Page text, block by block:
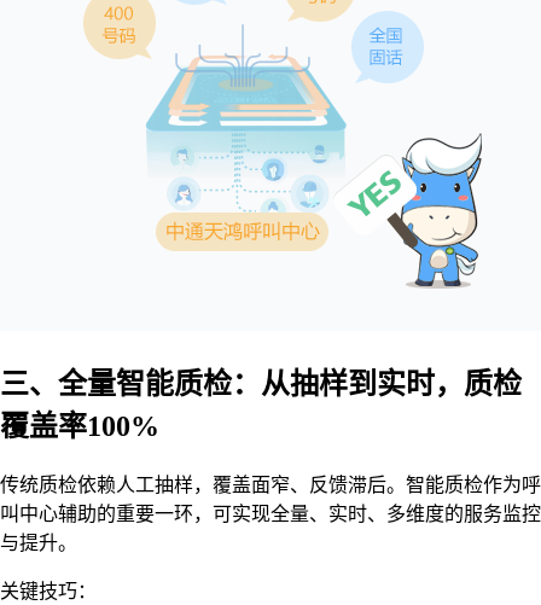
三、全量智能质检：从抽样到实时，质检
覆盖率100%
传统质检依赖人工抽样，覆盖面窄、反馈滞后。智能质检作为呼
叫中心辅助的重要一环，可实现全量、实时、多维度的服务监控
与提升。
关键技巧：